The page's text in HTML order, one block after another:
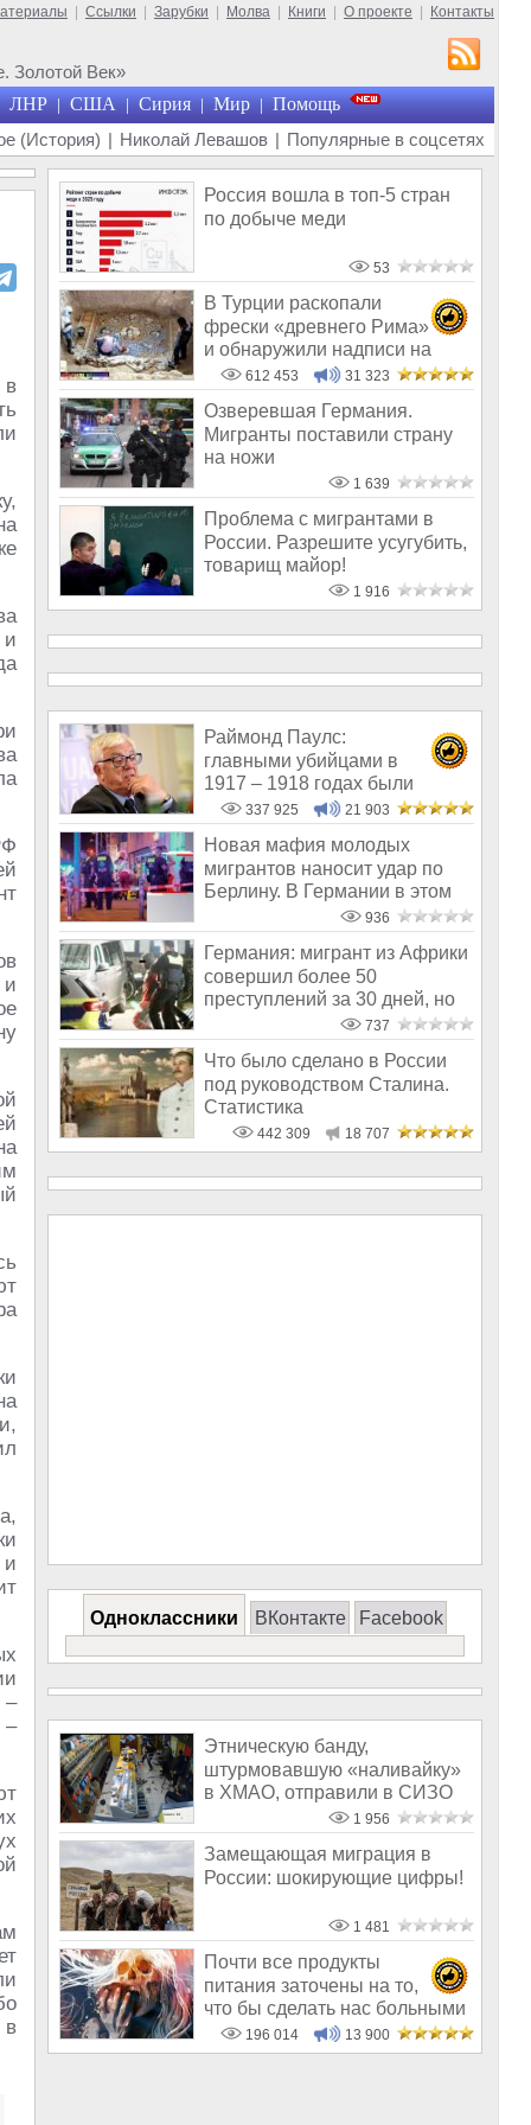
Ссылки Зарубки Молва Книги О проекте Контакты
Золотой Век»
ЛНР | США | Сирия | Мир | Помощь
(История) | Николай Левашов | Популярные в соцсетях
в
и
–
–
в
Россия вошла в топ-5 стран
по добыче меди
53
В Турции раскопали
фрески «древнего Рима»
и обнаружили надписи на
Русском!
612 453 31 323
Озверевшая Германия.
Мигранты поставили страну
на ножи
1 639
Проблема с мигрантами в
России. Разрешите усугубить,
товарищ майор!
1 916
Раймонд Паулс:
главными убийцами в
1917 – 1918 годах были
латыши и евреи, а не русс
337 925 21 903
Новая мафия молодых
мигрантов наносит удар по
Берлину. В Германии в этом
936
Германия: мигрант из Африки
совершил более 50
преступлений за 30 дней, но
737
Что было сделано в России
под руководством Сталина.
Статистика
442 309 18 707
Одноклассники ВКонтакте Facebook
Этническую банду,
штурмовавшую «наливайку»
в ХМАО, отправили в СИЗО
1 956
Замещающая миграция в
России: шокирующие цифры!
1 481
Почти все продукты
питания заточены на то,
что бы сделать нас больными
и бесплодным
196 014 13 900